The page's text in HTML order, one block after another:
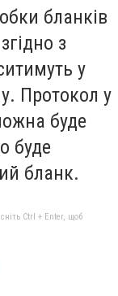
бланків
з
у
Протокол у
буде
буде
бланк.
Ctrl + Enter, щоб